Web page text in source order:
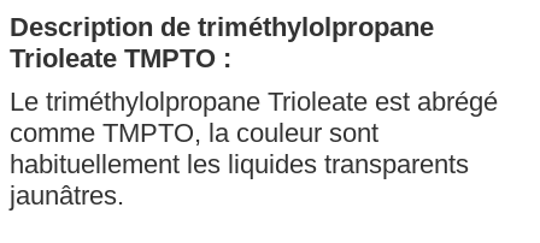
Description de triméthylolpropane
Trioleate TMPTO :
Le triméthylolpropane Trioleate est abrégé
comme TMPTO, la couleur sont
habituellement les liquides transparents
jaunâtres.